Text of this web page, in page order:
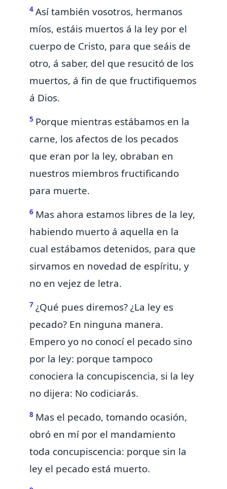
4 Así también vosotros, hermanos
míos, estáis muertos á la ley por el
cuerpo de Cristo, para que seáis de
otro, á saber, del que resucitó de los
muertos, á fin de que fructifiquemos
á Dios.
5 Porque mientras estábamos en la
carne, los afectos de los pecados
que eran por la ley, obraban en
nuestros miembrosfructificando
para muerte.
6 Mas ahora estamos libres de la ley,
habiendo muerto á aquella en la
cual estábamos detenidos, para que
sirvamos en novedad de espíritu, y
no en vejez de letra.
7 ¿Qué pues diremos? ¿La ley es
pecado? En ninguna manera.
Emperoyo no conocí el pecado sino
por la ley: porque tampoco
conociera la concupiscencia, si la ley
no dijera: No codiciarás.
8 Mas el pecado, tomando ocasión,
obró en mí por el mandamiento
toda concupiscencia: porque sin la
ley el pecado está muerto.